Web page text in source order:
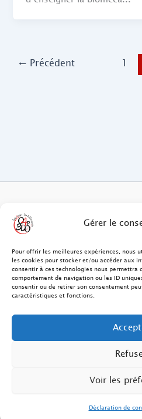
Gérer le
Pour offrir les meilleures expériences, nous
les cookies pour stocker et/ou accéder aux
consentir à ces technologies nous permettra
comportement de navigation ou les ID
consentir ou de retirer son consentement
caractéristiques et fonctions.
Voir les
Déclaration de
← Précédent 1
FAQ
Mentions